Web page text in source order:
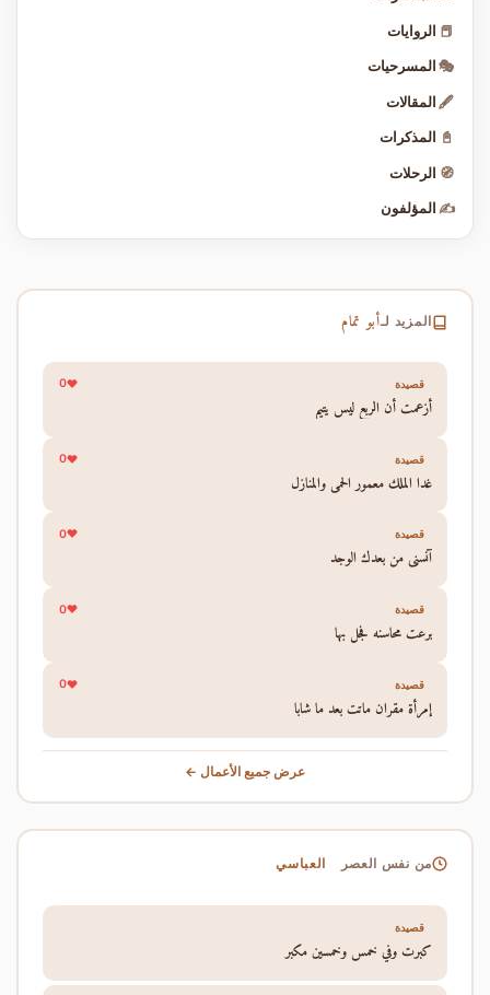
📕 الروايات
🎭 المسرحيات
🖋️ المقالات
📓 المذكرات
🧭 الرحلات
✍️ المؤلفون
المزيد لـأبو تمام
قصيدة 0
أزعمت أن الربع ليس يتيم
قصيدة 0
غدا الملك معمور الحمى والمنازل
قصيدة 0
آنسني من بعدك الوجد
قصيدة 0
برعت محاسنه فجل بها
قصيدة 0
إمرأة مقران ماتت بعد ما شابا
عرض جميع الأعمال ←
من نفس العصر العباسي
قصيدة
كبرت وفي خمس وخمسين مكبر